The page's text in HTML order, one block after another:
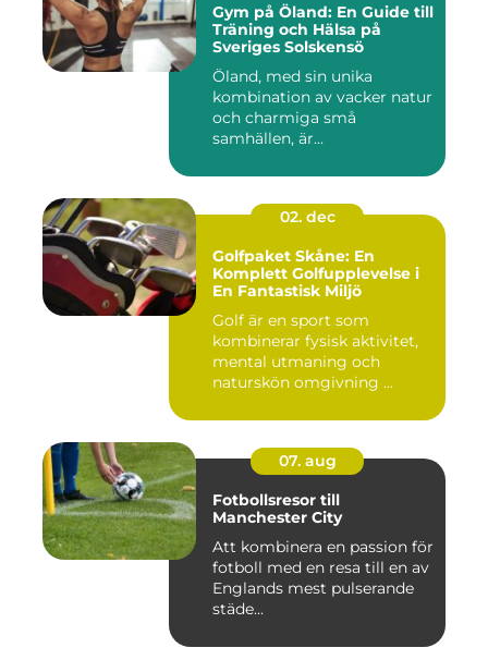
Gym på Öland: En Guide till
Träning och Hälsa på
Sveriges Solskensö
Öland, med sin unika
kombination av vacker natur
och charmiga små
samhällen, är...
02. dec
Golfpaket Skåne: En
Komplett Golfupplevelse i
En Fantastisk Miljö
Golf är en sport som
kombinerar fysisk aktivitet,
mental utmaning och
naturskön omgivning ...
07. aug
Fotbollsresor till
Manchester City
Att kombinera en passion för
fotboll med en resa till en av
Englands mest pulserande
städe...